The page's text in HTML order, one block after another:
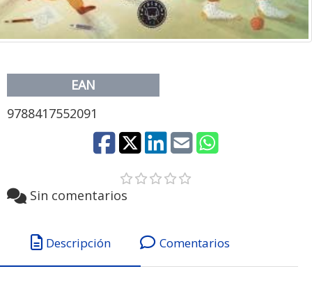
EAN
9788417552091
Sin comentarios
Descripción Comentarios